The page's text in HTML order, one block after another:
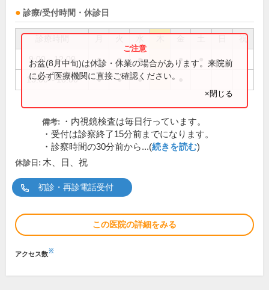
診療/受付時間・休診日
祝
9:00～12:00 ● ● ● ●
15:00～18:00 ● ● ●
お盆(8月中旬)は休診・休業の場合があります。来院前
に必ず医療機関に直接ご確認ください。
×閉じる
備考:
・内視鏡検査は毎日行っています。
・受付は診察終了15分前までになります。
・診察時間の30分前から...(続きを読む)
休診日: 木、日、祝
初診・再診電話受付
この医院の詳細をみる
アクセス数※